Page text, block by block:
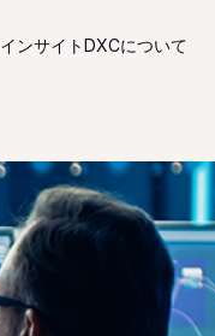
インサイトDXCについて